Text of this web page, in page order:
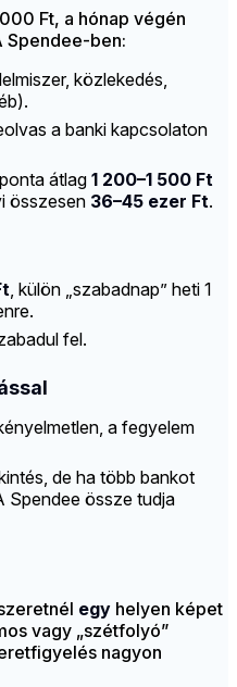
Ft, a hónap végén
Spendee-ben:
közlekedés,
a banki kapcsolaton
átlag 1 200–1 500 Ft
összesen 36–45 ezer Ft.
, külön „szabadnap” heti 1
fel.
a fegyelem
de ha több bankot
Spendee össze tudja
egy helyen képet
vagy „szétfolyó”
nagyon